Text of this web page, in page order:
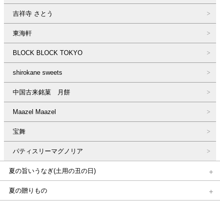
吉祥寺 さとう
東海軒
BLOCK BLOCK TOKYO
shirokane sweets
中国古来銘菓 月餅
Maazel Maazel
宝舞
パティスリーマグノリア
夏の旨いうなぎ(土用の丑の日)
夏の贈りもの